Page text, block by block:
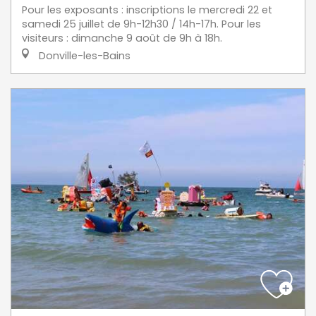
Pour les exposants : inscriptions le mercredi 22 et
samedi 25 juillet de 9h-12h30 / 14h-17h. Pour les
visiteurs : dimanche 9 août de 9h à 18h.
Donville-les-Bains